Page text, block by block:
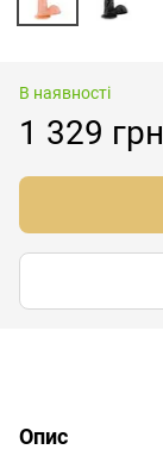
В наявності
1 329 грн
Опис